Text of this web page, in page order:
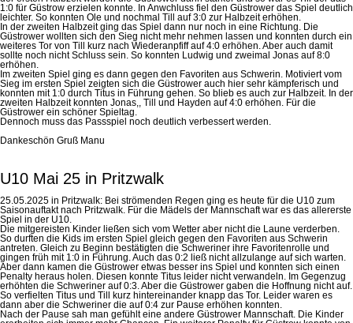
1:0 für Güstrow erzielen konnte. In Anwchluss fiel den Güstrower das Spiel deutlich
leichter. So konnten Ole und nochmal Till auf 3:0 zur Halbzeit erhöhen.
In der zweiten Halbzeit ging das Spiel dann nur noch in eine Richtung. Die
Güstrower wollten sich den Sieg nicht mehr nehmen lassen und konnten durch ein
weiteres Tor von Till kurz nach Wiederanpfiff auf 4:0 erhöhen. Aber auch damit
sollte noch nicht Schluss sein. So konnten Ludwig und zweimal Jonas auf 8:0
erhöhen.
Im zweiten Spiel ging es dann gegen den Favoriten aus Schwerin. Motiviert vom
Sieg im ersten Spiel zeigten sich die Güstrower auch hier sehr kämpferisch und
konnten mit 1:0 durch Titus in Führung gehen. So blieb es auch zur Halbzeit. In der
zweiten Halbzeit konnten Jonas,, Till und Hayden auf 4:0 erhöhen. Für die
Güstrower ein schöner Spieltag.
Dennoch muss das Passspiel noch deutlich verbessert werden.
Dankeschön Gruß Manu
U10 Mai 25 in Pritzwalk
25.05.2025 in Pritzwalk: Bei strömenden Regen ging es heute für die U10 zum
Saisonauftakt nach Pritzwalk. Für die Mädels der Mannschaft war es das allererste
Spiel in der U10.
Die mitgereisten Kinder ließen sich vom Wetter aber nicht die Laune verderben.
So durften die Kids im ersten Spiel gleich gegen den Favoriten aus Schwerin
antreten. Gleich zu Beginn bestätigten die Schweriner ihre Favoritenrolle und
gingen früh mit 1:0 in Führung. Auch das 0:2 ließ nicht allzulange auf sich warten.
Aber dann kamen die Güstrower etwas besser ins Spiel und konnten sich einen
Penalty heraus holen. Diesen konnte Titus leider nicht verwandeln. Im Gegenzug
erhöhten die Schweriner auf 0:3. Aber die Güstrower gaben die Hoffnung nicht auf.
So verfielten Titus und Till kurz hintereinander knapp das Tor. Leider waren es
dann aber die Schweriner die auf 0:4 zur Pause erhöhen konnten.
Nach der Pause sah man gefühlt eine andere Güstrower Mannschaft. Die Kinder